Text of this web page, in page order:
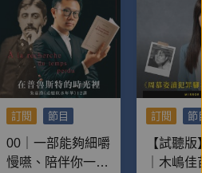
訂閱 節目
00｜一部能夠細嚼
慢嚥、陪伴你一輩
訂閱 節
【試聽
｜木嶋